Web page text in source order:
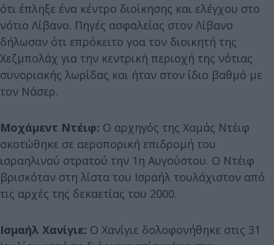
ότι έπληξε ένα κέντρο διοίκησης και ελέγχου στο
νότιο Λίβανο. Πηγές ασφαλείας στον Λίβανο
δήλωσαν ότι επρόκειτο γοα τον διοικητή της
Χεζμπολάχ για την κεντρική περιοχή της νότιας
συνοριακής λωρίδας και ήταν στον ίδιο βαθμό με
τον Νάσερ.
Μοχάμεντ Ντέιφ: Ο αρχηγός της Χαμάς Ντέιφ
σκοτώθηκε σε αεροπορική επιδρομή του
ισραηλινού στρατού την 1η Αυγούστου. Ο Ντέιφ
βρισκόταν στη λίστα του Ισραήλ τουλάχιστον από
τις αρχές της δεκαετίας του 2000.
Ισμαήλ Χανίγιε: Ο Χανίγιε δολοφονήθηκε στις 31